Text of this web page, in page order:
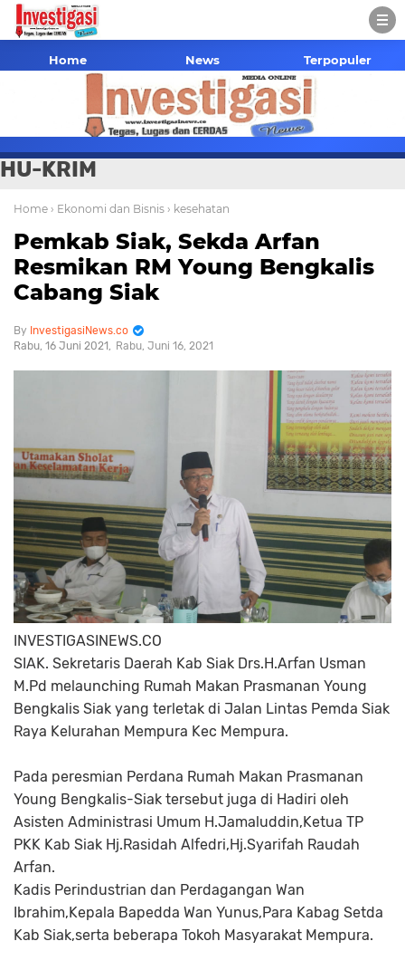
Home News Terpopuler
HU-KRIM
Home › Ekonomi dan Bisnis › kesehatan
Pemkab Siak, Sekda Arfan
Resmikan RM Young Bengkalis
Cabang Siak
InvestigasiNews.co
Rabu, 16 Juni 2021
Rabu, Juni 16, 2021
INVESTIGASINEWS.CO
SIAK. Sekretaris Daerah Kab Siak Drs.H.Arfan Usman
M.Pd melaunching Rumah Makan Prasmanan Young
Bengkalis Siak yang terletak di Jalan Lintas Pemda Siak
Raya Kelurahan Mempura Kec Mempura.
Pada peresmian Perdana Rumah Makan Prasmanan
Young Bengkalis-Siak tersebut juga di Hadiri oleh
Asisten Administrasi Umum H.Jamaluddin,Ketua TP
PKK Kab Siak Hj.Rasidah Alfedri,Hj.Syarifah Raudah
Arfan.
Kadis Perindustrian dan Perdagangan Wan
Ibrahim,Kepala Bapedda Wan Yunus,Para Kabag Setda
Kab Siak,serta beberapa Tokoh Masyarakat Mempura.